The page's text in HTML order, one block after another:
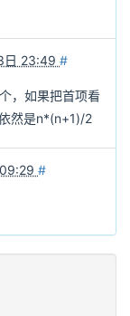
日 23:49 #
，如果把首项看
然是n*(n+1)/2
#